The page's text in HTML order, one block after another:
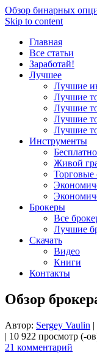
Обзор бинарных
Skip to content
Главная
Все статьи
Заработай!
Лучшее
Лучшие
Лучшие
Лучшие
Лучшие
Лучшие
Инструменты
Живой
Торговые
Брокеры
Все
Лучшие
Скачать
Видео
Книги
Контакты
Обзор
Автор: Sergey Vaulin |
| 10 922 просмотр (-
21 комментарий